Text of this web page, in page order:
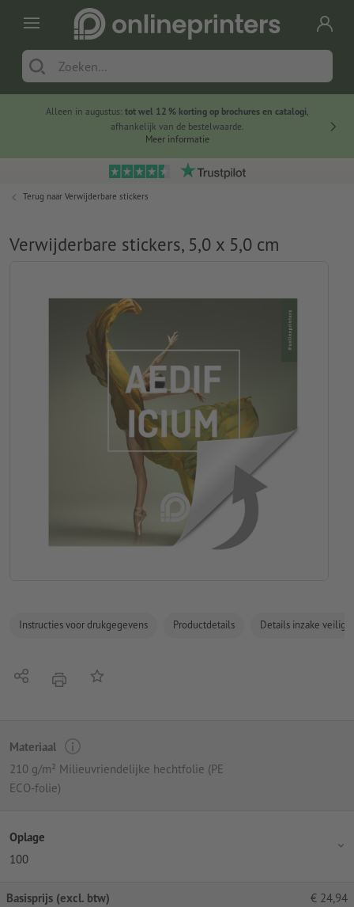
Alleen in augustus: tot wel 12 % korting op brochures en catalogi,
afhankelijk van de bestelwaarde.
Meer informatie
Terug naar Verwijderbare stickers
Verwijderbare stickers, 5,0 x 5,0 cm
Instructies voor drukgegevens Productdetails Details inzake
Delen afdrukkenOp de lijst
Materiaal
210 g/m² Milieuvriendelijke hechtfolie (PE
ECO-folie)
Oplage
100
Basisprijs (excl. btw) € 24,94